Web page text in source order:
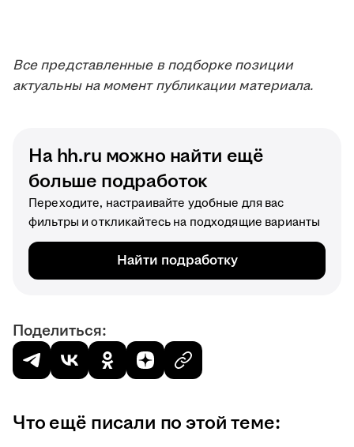
Все представленные в подборке позиции
актуальны на момент публикации материала.
На hh.ru можно найти ещё
больше подработок
Переходите, настраивайте удобные для вас
фильтры и откликайтесь на подходящие варианты
Найти подработку
Поделиться:
Что ещё писали по этой теме: